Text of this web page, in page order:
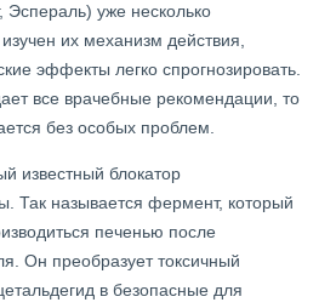
Эспераль) уже несколько
их механизм действия,
эффекты легко спрогнозировать.
все врачебные рекомендации, то
без особых проблем.
известный блокатор
Так называется фермент, который
печенью после
Он преобразует токсичный
в безопасные для